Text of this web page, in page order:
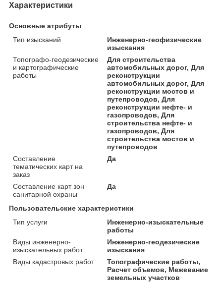
Характеристики
Основные атрибуты
Тип изысканий
Инженерно-геофизические
изыскания
Топографо-геодезические
и картографические
работы
Для строительства
автомобильных дорог, Для
реконструкции
автомобильных дорог, Для
реконструкции мостов и
путепроводов, Для
реконструкции нефте- и
газопроводов, Для
строительства нефте- и
газопроводов, Для
строительства мостов и
путепроводов
Составление
тематических карт на
заказ
Да
Составление карт зон
санитарной охраны
Да
Пользовательские характеристики
Тип услуги
Инженерно-изыскательные
работы
Виды инженерно-
изыскательных работ
Инженерно-геодезические
изыскания
Виды кадастровых работ
Топографические работы,
Расчет объемов, Межевание
земельных участков